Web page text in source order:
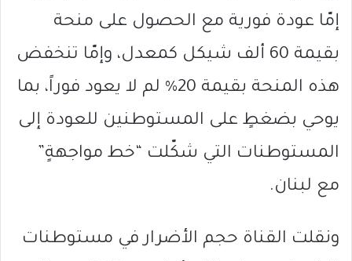
إمّا عودة فورية مع الحصول على منحة
بقيمة 60 ألف شيكل كمعدل، وإمّا تنخفض
هذه المنحة بقيمة 20% لم لا يعود فوراً، بما
يوحي بضغطٍ على المستوطنين للعودة إلى
المستوطنات التي شكّلت “خط مواجهةٍ”
مع لبنان.
ونقلت القناة حجم الأضرار في مستوطنات